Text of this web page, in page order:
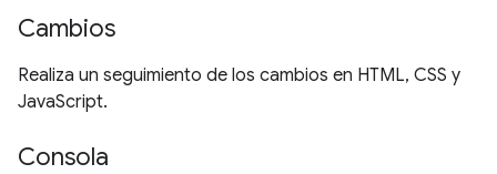
Cambios
Realiza un seguimiento de los cambios en HTML, CSS y
JavaScript.
Consola